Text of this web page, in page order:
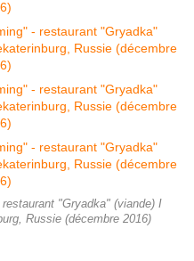
"Gryadka" (viande) I
Russie (décembre 2016)